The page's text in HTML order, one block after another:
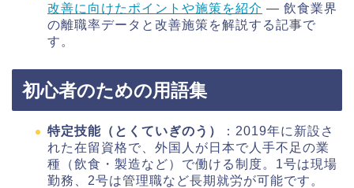
改善に向けたポイントや施策を紹介 — 飲食業界
の離職率データと改善施策を解説する記事で
す。
初心者のための用語集
特定技能（とくていぎのう）
：2019年に新設さ
れた在留資格で、外国人が日本で人手不足の業
種（飲食・製造など）で働ける制度。1号は現場
勤務、2号は管理職など長期就労が可能です。